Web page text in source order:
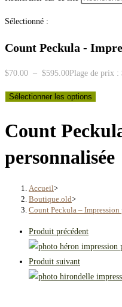
Sélectionné :
Count Peckula -
$70.00 – $595.00Plage de prix :
Sélectionner les options
Count
personnalisée
Accueil>
Boutique.old>
Count Peckula – Impression
Produit précédent
Produit suivant